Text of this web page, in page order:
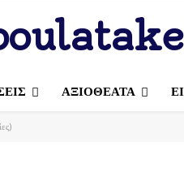
ΑΞΙΟΘΕΑΤΑ